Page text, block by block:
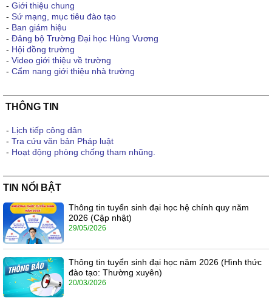
- Giới thiệu chung
- Sứ mạng, mục tiêu đào tạo
- Ban giám hiệu
- Đảng bộ Trường Đại học Hùng Vương
- Hội đồng trường
- Video giới thiệu về trường
- Cẩm nang giới thiệu nhà trường
THÔNG TIN
- Lịch tiếp công dân
- Tra cứu văn bản Pháp luật
- Hoạt động phòng chống tham nhũng.
TIN NỔI BẬT
Thông tin tuyển sinh đại học hệ chính quy năm
2026 (Cập nhật)
29/05/2026
Thông tin tuyển sinh đại học năm 2026 (Hình thức
đào tạo: Thường xuyên)
20/03/2026